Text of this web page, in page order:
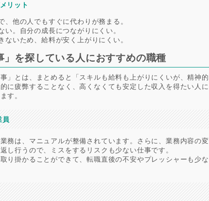
リット
、他の人でもすぐに代わりが務まる。
い。自分の成長につながりにくい。
ないため、給料が安く上がりにくい。
」を探している人におすすめの職種
」とは、まとめると「スキルも給料も上がりにくいが、精神的
に疲弊することなく、高くなくても安定した収入を得たい人に
す。
員
務は、マニュアルが整備されています。さらに、業務内容の変
し行うので、ミスをするリスクも少ない仕事です。
り掛かることができて、転職直後の不安やプレッシャーも少な